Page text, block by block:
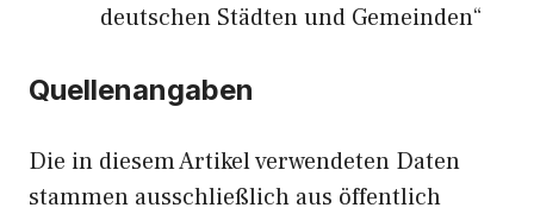
deutschen Städten und Gemeinden“
Quellenangaben
Die in diesem Artikel verwendeten Daten
stammen ausschließlich aus öffentlich